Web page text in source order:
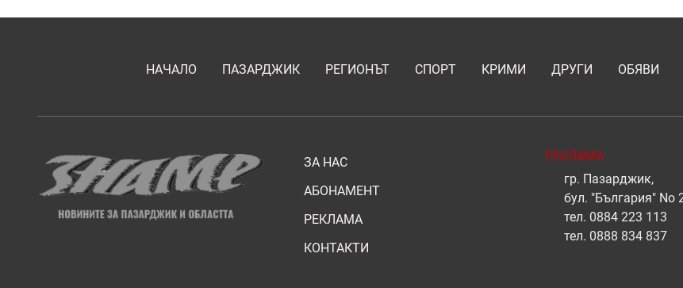
НАЧАЛО ПАЗАРДЖИК РЕГИОНЪТ СПОРТ КРИМИ ДРУГИ ОБЯВИ
ЗА НАС
АБОНАМЕНТ
РЕКЛАМА
КОНТАКТИ
РЕКЛАМА
гр. Пазарджик,
бул. "България" No
тел. 0884 223 113
тел. 0888 834 837